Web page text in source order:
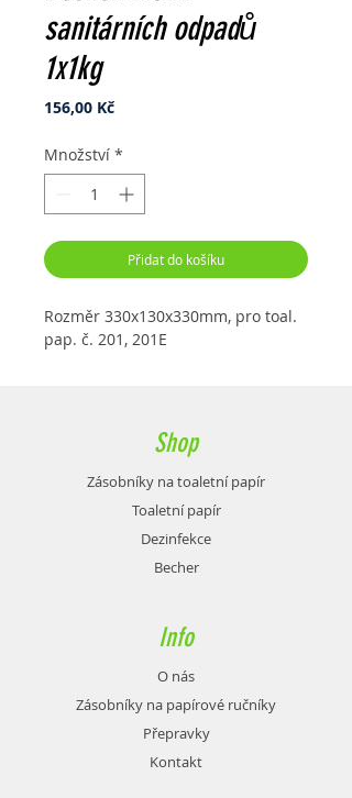
sanitárních odpadů
1x1kg
156,00 KčCena
Množství *
Přidat do košíku
Rozměr 330x130x330mm, pro toal.
pap. č. 201, 201E
Shop
Zásobníky na toaletní papír
Toaletní papír
Dezinfekce
Becher
Info
O nás
Zásobníky na papírové ručníky
Přepravky
Kontakt